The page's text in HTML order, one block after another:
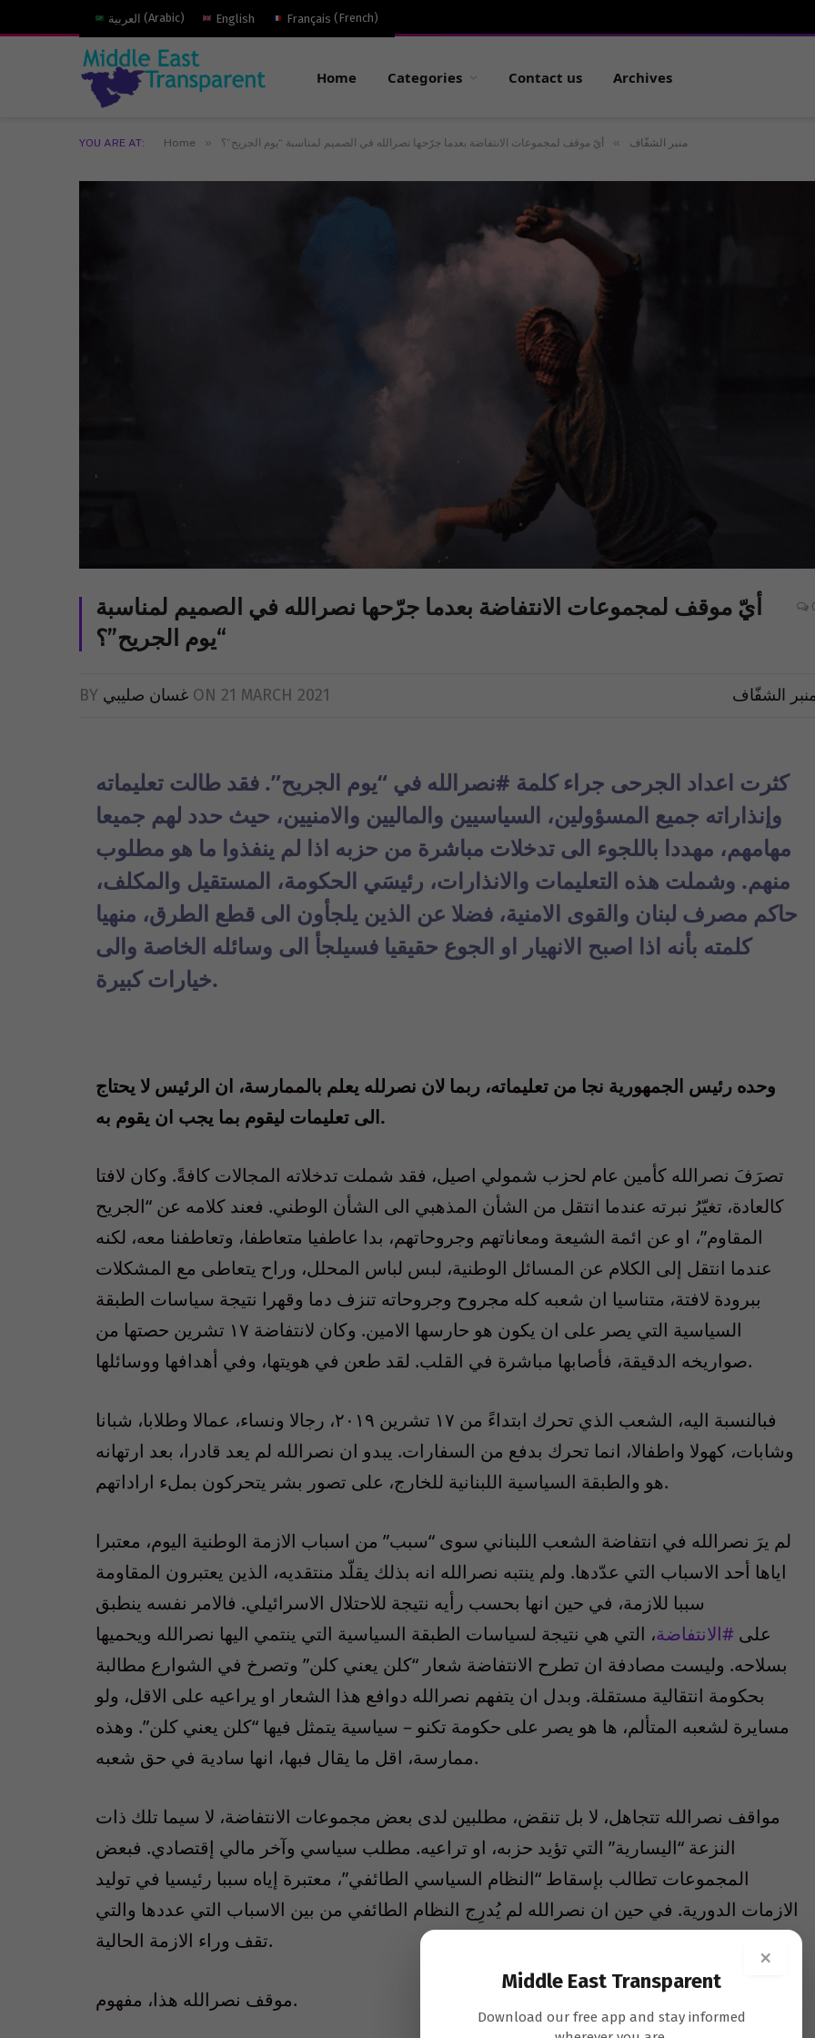
العربية (Arabic) English Français (French)
Home Categories Contact us Archives
YOU ARE AT: Home » منبر الشفّاف » أيّ موقف لمجموعات الانتفاضة بعدما جرّحها نصرالله في الصميم لمناسبة “يوم الجريح”؟
أيّ موقف لمجموعات الانتفاضة بعدما جرّحها نصرالله في الصميم لمناسبة
“يوم الجريح”؟
BY غسان صليبي ON 21 MARCH 2021 منبر الشفّاف
كثرت اعداد الجرحى جراء كلمة #نصرالله في “يوم الجريح”. فقد طالت تعليماته
وإنذاراته جميع المسؤولين، السياسيين والماليين والامنيين، حيث حدد لهم جميعا
مهامهم، مهددا باللجوء الى تدخلات مباشرة من حزبه اذا لم ينفذوا ما هو مطلوب
منهم. وشملت هذه التعليمات والانذارات، رئيسَي الحكومة، المستقيل والمكلف،
حاكم مصرف لبنان والقوى الامنية، فضلا عن الذين يلجأون الى قطع الطرق، منهيا
كلمته بأنه اذا اصبح الانهيار او الجوع حقيقيا فسيلجأ الى وسائله الخاصة والى
خيارات كبيرة.
وحده رئيس الجمهورية نجا من تعليماته، ربما لان نصرلله يعلم بالممارسة، ان الرئيس لا يحتاج
الى تعليمات ليقوم بما يجب ان يقوم به.
تصرَفَ نصرالله كأمين عام لحزب شمولي اصيل، فقد شملت تدخلاته المجالات كافةً. وكان لافتا
كالعادة، تغيّرُ نبرته عندما انتقل من الشأن المذهبي الى الشأن الوطني. فعند كلامه عن “الجريح
المقاوم”، او عن ائمة الشيعة ومعاناتهم وجروحاتهم، بدا عاطفيا متعاطفا، وتعاطفنا معه، لكنه
عندما انتقل إلى الكلام عن المسائل الوطنية، لبس لباس المحلل، وراح يتعاطى مع المشكلات
ببرودة لافتة، متناسيا ان شعبه كله مجروح وجروحاته تنزف دما وقهرا نتيجة سياسات الطبقة
السياسية التي يصر على ان يكون هو حارسها الامين. وكان لانتفاضة ١٧ تشرين حصتها من
صواريخه الدقيقة، فأصابها مباشرة في القلب. لقد طعن في هويتها، وفي أهدافها ووسائلها.
فبالنسبة اليه، الشعب الذي تحرك ابتداءً من ١٧ تشرين ٢٠١٩، رجالا ونساء، عمالا وطلابا، شبانا
وشابات، كهولا واطفالا، انما تحرك بدفع من السفارات. يبدو ان نصرالله لم يعد قادرا، بعد ارتهانه
هو والطبقة السياسية اللبنانية للخارج، على تصور بشر يتحركون بملء اراداتهم.
لم يرَ نصرالله في انتفاضة الشعب اللبناني سوى “سبب” من اسباب الازمة الوطنية اليوم، معتبرا
اياها أحد الاسباب التي عدّدها. ولم ينتبه نصرالله انه بذلك يقلّد منتقديه، الذين يعتبرون المقاومة
سببا للازمة، في حين انها بحسب رأيه نتيجة للاحتلال الاسرائيلي. فالامر نفسه ينطبق
على #الانتفاضة، التي هي نتيجة لسياسات الطبقة السياسية التي ينتمي اليها نصرالله ويحميها
بسلاحه. وليست مصادفة ان تطرح الانتفاضة شعار “كلن يعني كلن” وتصرخ في الشوارع مطالبة
بحكومة انتقالية مستقلة. وبدل ان يتفهم نصرالله دوافع هذا الشعار او يراعيه على الاقل، ولو
مسايرة لشعبه المتألم، ها هو يصر على حكومة تكنو – سياسية يتمثل فيها “كلن يعني كلن”. وهذه
ممارسة، اقل ما يقال فبها، انها سادية في حق شعبه.
مواقف نصرالله تتجاهل، لا بل تنقض، مطلبين لدى بعض مجموعات الانتفاضة، لا سيما تلك ذات
النزعة “اليسارية” التي تؤيد حزبه، او تراعيه. مطلب سياسي وآخر مالي إقتصادي. فبعض
المجموعات تطالب بإسقاط “النظام السياسي الطائفي”، معتبرة إياه سببا رئيسيا في توليد
الازمات الدورية. في حين ان نصرالله لم يُدرِج النظام الطائفي من بين الاسباب التي عددها والتي
تقف وراء الازمة الحالية.
موقف نصرالله هذا، مفهوم.
×
Middle East Transparent
Download our free app and stay informed